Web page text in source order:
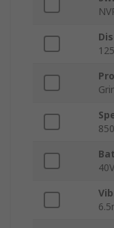
40V